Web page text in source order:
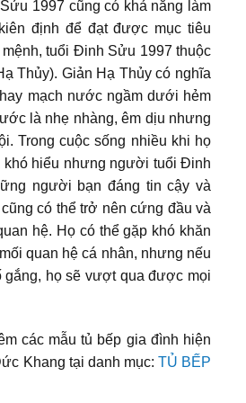
1997 cũng có khả năng làm
định để đạt được mục tiêu
tuổi Đinh Sửu 1997 thuộc
Thủy). Giản Hạ Thủy có nghĩa
mạch nước ngầm dưới hẻm
là nhẹ nhàng, êm dịu nhưng
Trong cuộc sống nhiều khi họ
khó hiểu nhưng người tuổi Đinh
người bạn đáng tin cậy và
có thể trở nên cứng đầu và
hệ. Họ có thể gặp khó khăn
quan hệ cá nhân, nhưng nếu
gắng, họ sẽ vượt qua được mọi
các mẫu tủ bếp gia đình hiện
Khang tại danh mục: TỦ BẾP